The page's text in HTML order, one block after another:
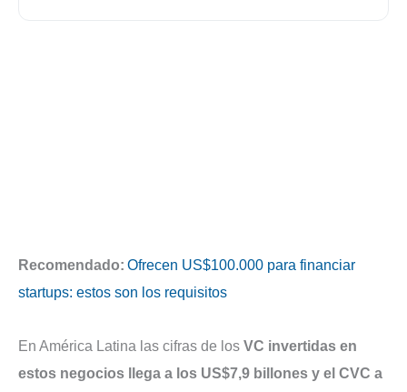
Recomendado: Ofrecen US$100.000 para financiar
startups: estos son los requisitos
En América Latina las cifras de los VC invertidas en
estos negocios llega a los US$7,9 billones y el CVC a